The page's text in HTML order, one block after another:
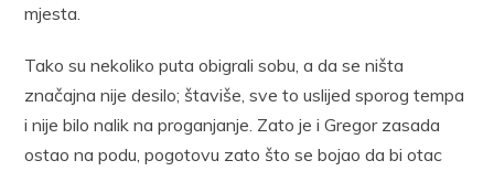
mjesta.
Tako su nekoliko puta obigrali sobu, a da se ništa
značajna nije desilo; štaviše, sve to uslijed sporog tempa
i nije bilo nalik na proganjanje. Zato je i Gregor zasada
ostao na podu, pogotovu zato što se bojao da bi otac